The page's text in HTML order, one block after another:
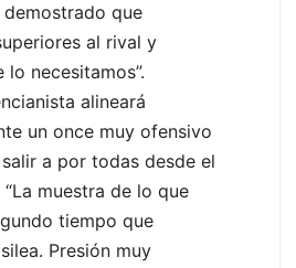
que
al rival y
necesitamos”.
alineará
un once muy ofensivo
a por todas desde el
muestra de lo que
tiempo que
Presión muy